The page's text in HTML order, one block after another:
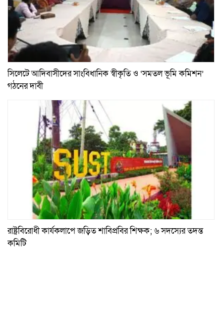
সিলেটে আদিবাসীদের সাংবিধানিক স্বীকৃতি ও ‘সমতল ভূমি কমিশন’
গঠনের দাবী
রাষ্ট্রবিরোধী কার্যকলাপে জড়িত শাবিপ্রবির শিক্ষক; ৬ সদস্যের তদন্ত
কমিটি